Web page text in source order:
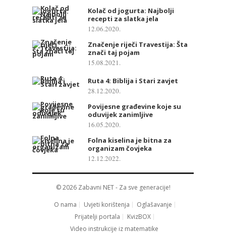
Kolač od jogurta: Najbolji
recepti za slatka jela
12.06.2020.
Značenje riječi Travestija: Šta
znači taj pojam
15.08.2021.
Ruta 4: Biblija i Stari zavjet
28.12.2020.
Povijesne građevine koje su
oduvijek zanimljive
16.05.2020.
Folna kiselina je bitna za
organizam čovjeka
12.12.2022.
© 2026 Zabavni NET- Za sve generacije!
O nama
Uvjeti korištenja
Oglašavanje
Prijatelji portala
KvizBOX
Video instrukcije iz matematike